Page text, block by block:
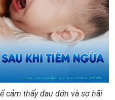
cảm thấy đau đớn và sợ hãi